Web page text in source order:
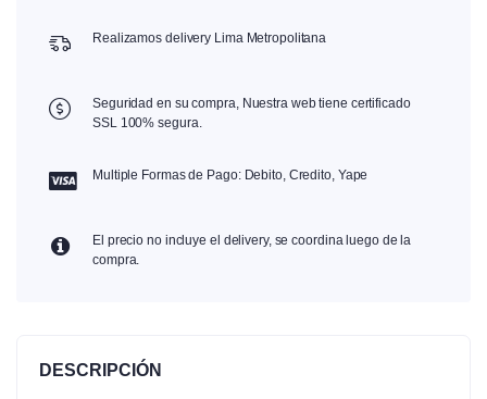
Realizamos delivery Lima Metropolitana
Seguridad en su compra, Nuestra web tiene certificado
SSL 100% segura.
Multiple Formas de Pago: Debito, Credito, Yape
El precio no incluye el delivery, se coordina luego de la
compra.
DESCRIPCIÓN